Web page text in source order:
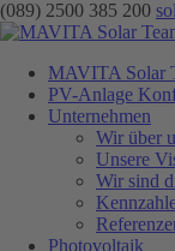
(089) 2500 385 200
MAVITA Solar
PV-Anlage
Unternehmen
Wir über
Unsere
Wir sind
Photovoltaik